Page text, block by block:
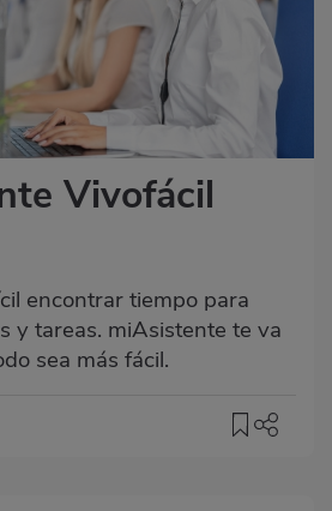
Vivofácil
encontrar tiempo para
y tareas. miAsistente te va
sea más fácil.